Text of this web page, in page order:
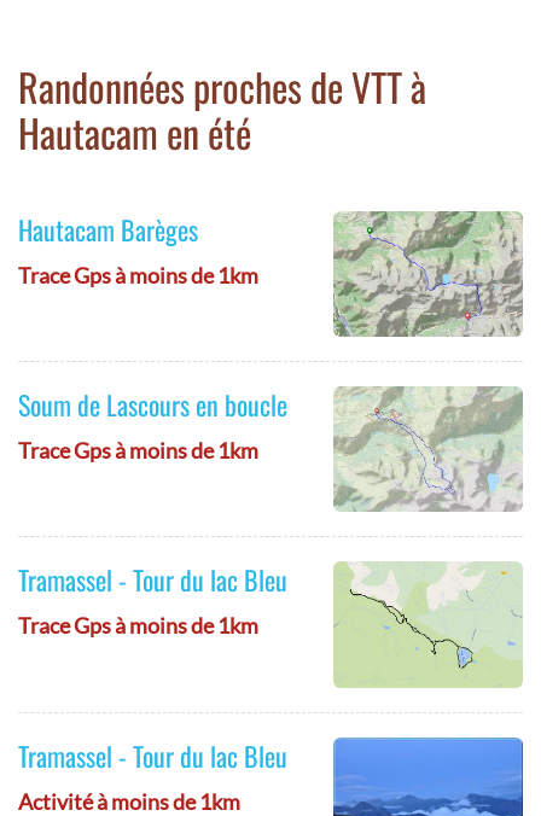
Randonnées proches de VTT à
Hautacam en été
Hautacam Barèges
Trace Gps à moins de 1km
Soum de Lascours en boucle
Trace Gps à moins de 1km
Tramassel - Tour du lac Bleu
Trace Gps à moins de 1km
Tramassel - Tour du lac Bleu
Activité à moins de 1km